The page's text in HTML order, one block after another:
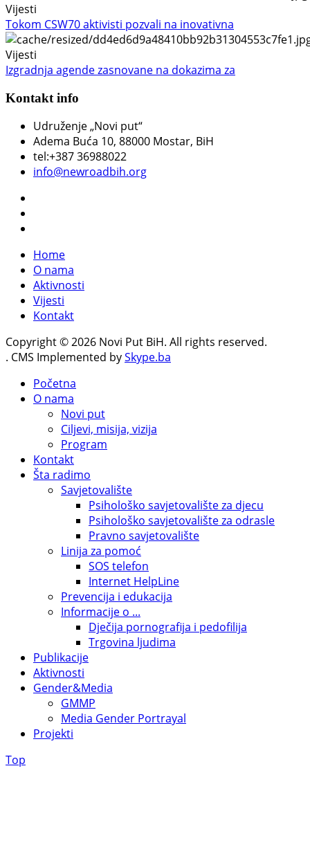
Vijesti
Tokom CSW70 aktivisti pozvali na inovativna
Vijesti
Izgradnja agende zasnovane na dokazima za
Kontakt info
Udruženje „Novi put“
Adema Buća 10, 88000 Mostar, BiH
tel:+387 36988022
info@newroadbih.org
Home
O nama
Aktivnosti
Vijesti
Kontakt
Copyright © 2026 Novi Put BiH. All rights reserved.
. CMS Implemented bySkype.ba
Početna
O nama
Novi put
Ciljevi, misija, vizija
Program
Kontakt
Šta radimo
Savjetovalište
Psihološko savjetovalište za djecu
Psihološko savjetovalište za odrasle
Pravno savjetovalište
Linija za pomoć
SOS telefon
Internet HelpLine
Prevencija i edukacija
Informacije o ...
Dječija pornografija i pedofilija
Trgovina ljudima
Publikacije
Aktivnosti
Gender&Media
GMMP
Media Gender Portrayal
Projekti
Top